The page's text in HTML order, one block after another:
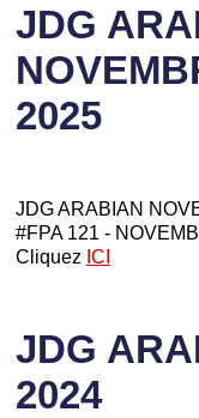
JDG
2025
JDG ARABIAN
#FPA 121 -
Cliquez ICI
JDG
2024